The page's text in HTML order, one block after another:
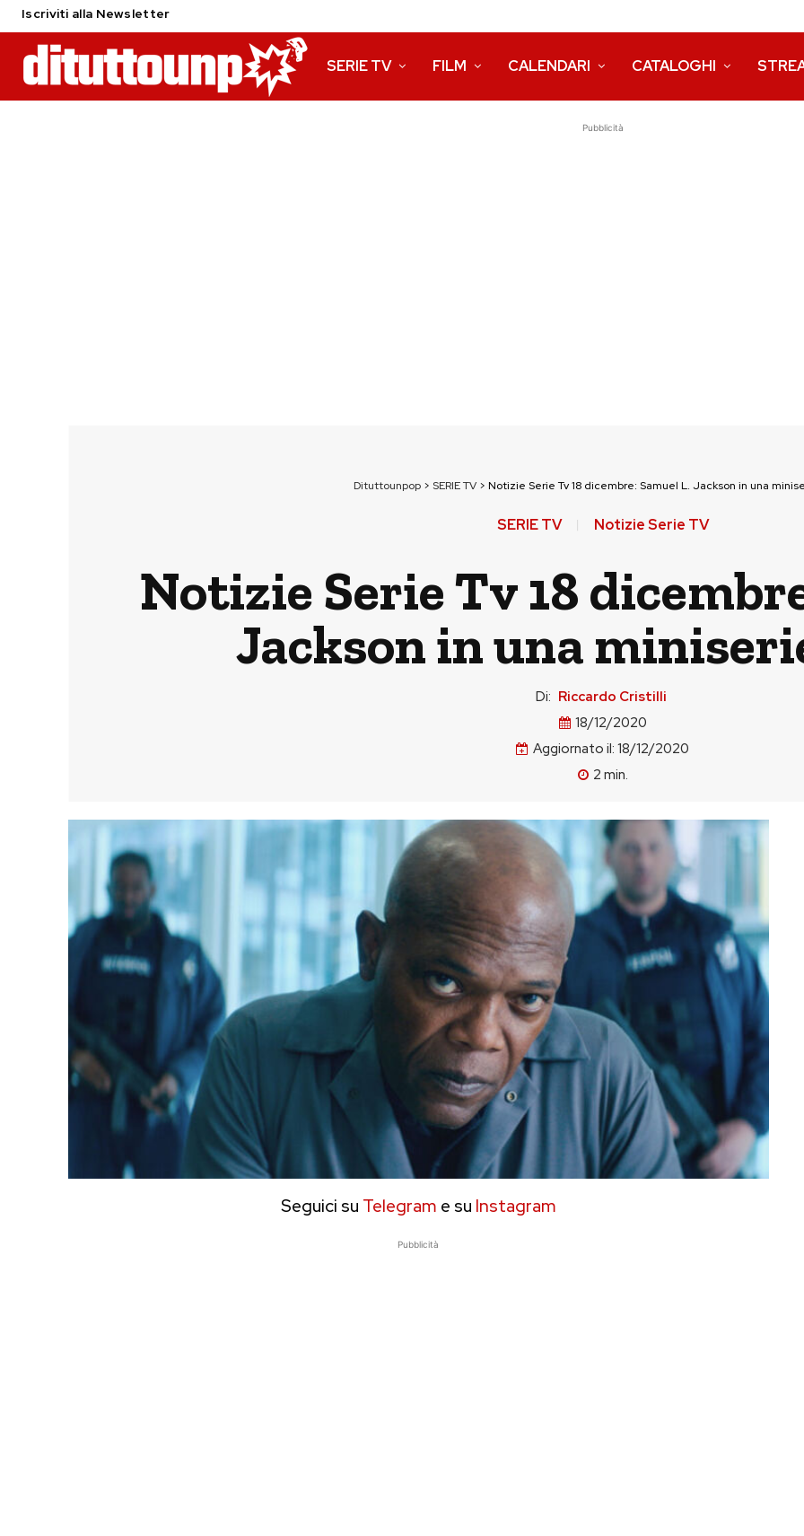
Iscriviti alla Newsletter
SERIE TV FILM CALENDARI CATALOGHI
Pubblicità
Dituttounpop > SERIE TV > Notizie Serie Tv 18 dicembre: Samuel L. Jackson in una
SERIE TV Notizie Serie TV
Notizie Serie Tv 18
Jackson in una
Di: Riccardo Cristilli
18/12/2020
Aggiornato il: 18/12/2020
2 min.
Seguici su Telegram e su Instagram
Pubblicità